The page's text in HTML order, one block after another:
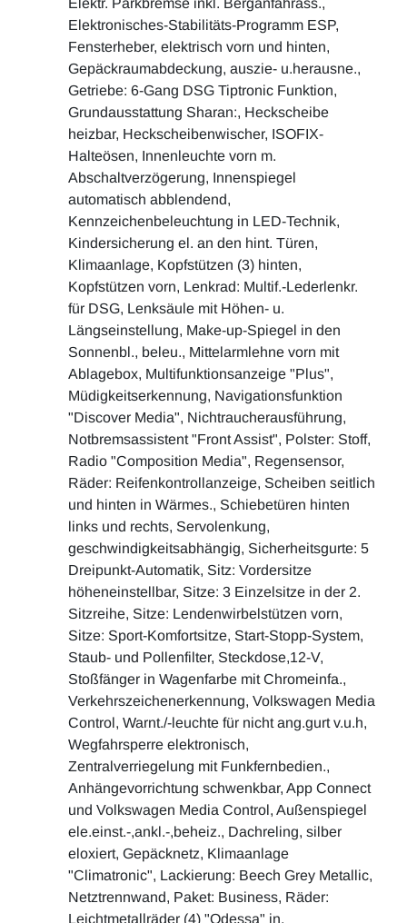
Elektr. Parkbremse inkl. Berganfahrass.,
Elektronisches-Stabilitäts-Programm ESP,
Fensterheber, elektrisch vorn und hinten,
Gepäckraumabdeckung, auszie- u.herausne.,
Getriebe: 6-Gang DSG Tiptronic Funktion,
Grundausstattung Sharan:, Heckscheibe
heizbar, Heckscheibenwischer, ISOFIX-
Halteösen, Innenleuchte vorn m.
Abschaltverzögerung, Innenspiegel
automatisch abblendend,
Kennzeichenbeleuchtung in LED-Technik,
Kindersicherung el. an den hint. Türen,
Klimaanlage, Kopfstützen (3) hinten,
Kopfstützen vorn, Lenkrad: Multif.-Lederlenkr.
für DSG, Lenksäule mit Höhen- u.
Längseinstellung, Make-up-Spiegel in den
Sonnenbl., beleu., Mittelarmlehne vorn mit
Ablagebox, Multifunktionsanzeige "Plus",
Müdigkeitserkennung, Navigationsfunktion
"Discover Media", Nichtraucherausführung,
Notbremsassistent "Front Assist", Polster: Stoff,
Radio "Composition Media", Regensensor,
Räder: Reifenkontrollanzeige, Scheiben seitlich
und hinten in Wärmes., Schiebetüren hinten
links und rechts, Servolenkung,
geschwindigkeitsabhängig, Sicherheitsgurte: 5
Dreipunkt-Automatik, Sitz: Vordersitze
höheneinstellbar, Sitze: 3 Einzelsitze in der 2.
Sitzreihe, Sitze: Lendenwirbelstützen vorn,
Sitze: Sport-Komfortsitze, Start-Stopp-System,
Staub- und Pollenfilter, Steckdose,12-V,
Stoßfänger in Wagenfarbe mit Chromeinfa.,
Verkehrszeichenerkennung, Volkswagen Media
Control, Warnt./-leuchte für nicht ang.gurt v.u.h,
Wegfahrsperre elektronisch,
Zentralverriegelung mit Funkfernbedien.,
Anhängevorrichtung schwenkbar, App Connect
und Volkswagen Media Control, Außenspiegel
ele.einst.-,ankl.-,beheiz., Dachreling, silber
eloxiert, Gepäcknetz, Klimaanlage
"Climatronic", Lackierung: Beech Grey Metallic,
Netztrennwand, Paket: Business, Räder:
Leichtmetallräder (4) "Odessa" in,